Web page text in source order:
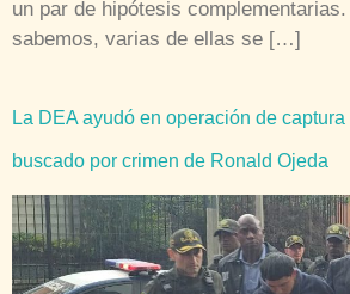
un par de hipótesis
sabemos, varias de ellas se […]
La DEA ayudó en operación de
buscado por crimen de Ronald Ojeda